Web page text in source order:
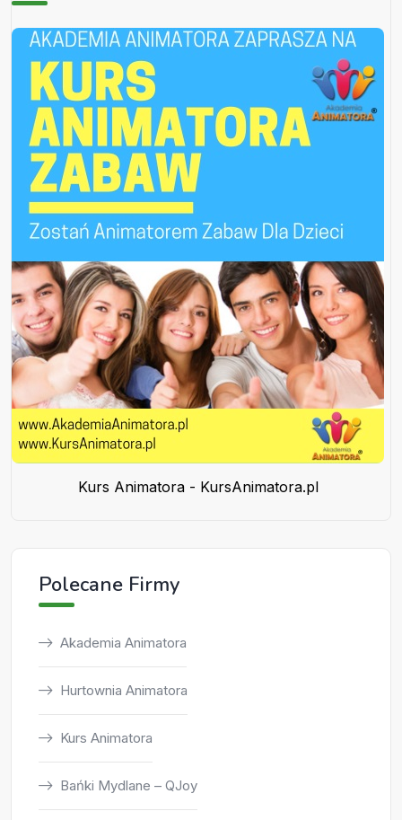
Kurs Animatora - KursAnimatora.pl
Polecane Firmy
Akademia Animatora
Hurtownia Animatora
Kurs Animatora
Bańki Mydlane – QJoy